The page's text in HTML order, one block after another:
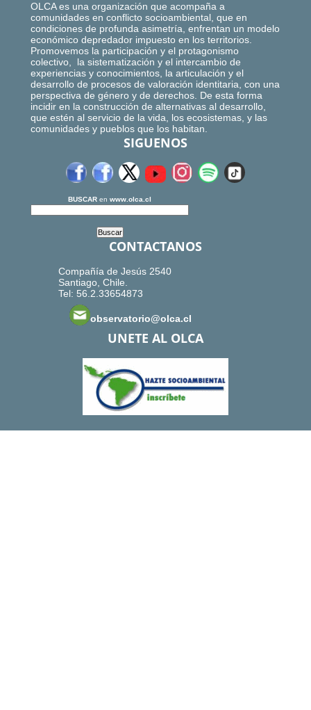
OLCA es una organización que acompaña a
comunidades en conflicto socioambiental, que en
condiciones de profunda asimetría, enfrentan un modelo
económico depredador impuesto en los territorios.
Promovemos la participación y el protagonismo
colectivo, la sistematización y el intercambio de
experiencias y conocimientos, la articulación y el
desarrollo de procesos de valoración identitaria, con una
perspectiva de género y de derechos. De esta forma
incidir en la construcción de alternativas al desarrollo,
que estén al servicio de la vida, los ecosistemas, y las
comunidades y pueblos que los habitan.
SIGUENOS
BUSCAR en www.olca.cl
CONTACTANOS
Compañía de Jesús 2540
Santiago, Chile.
Tel: 56.2.33654873
observatorio@olca.cl
UNETE AL OLCA